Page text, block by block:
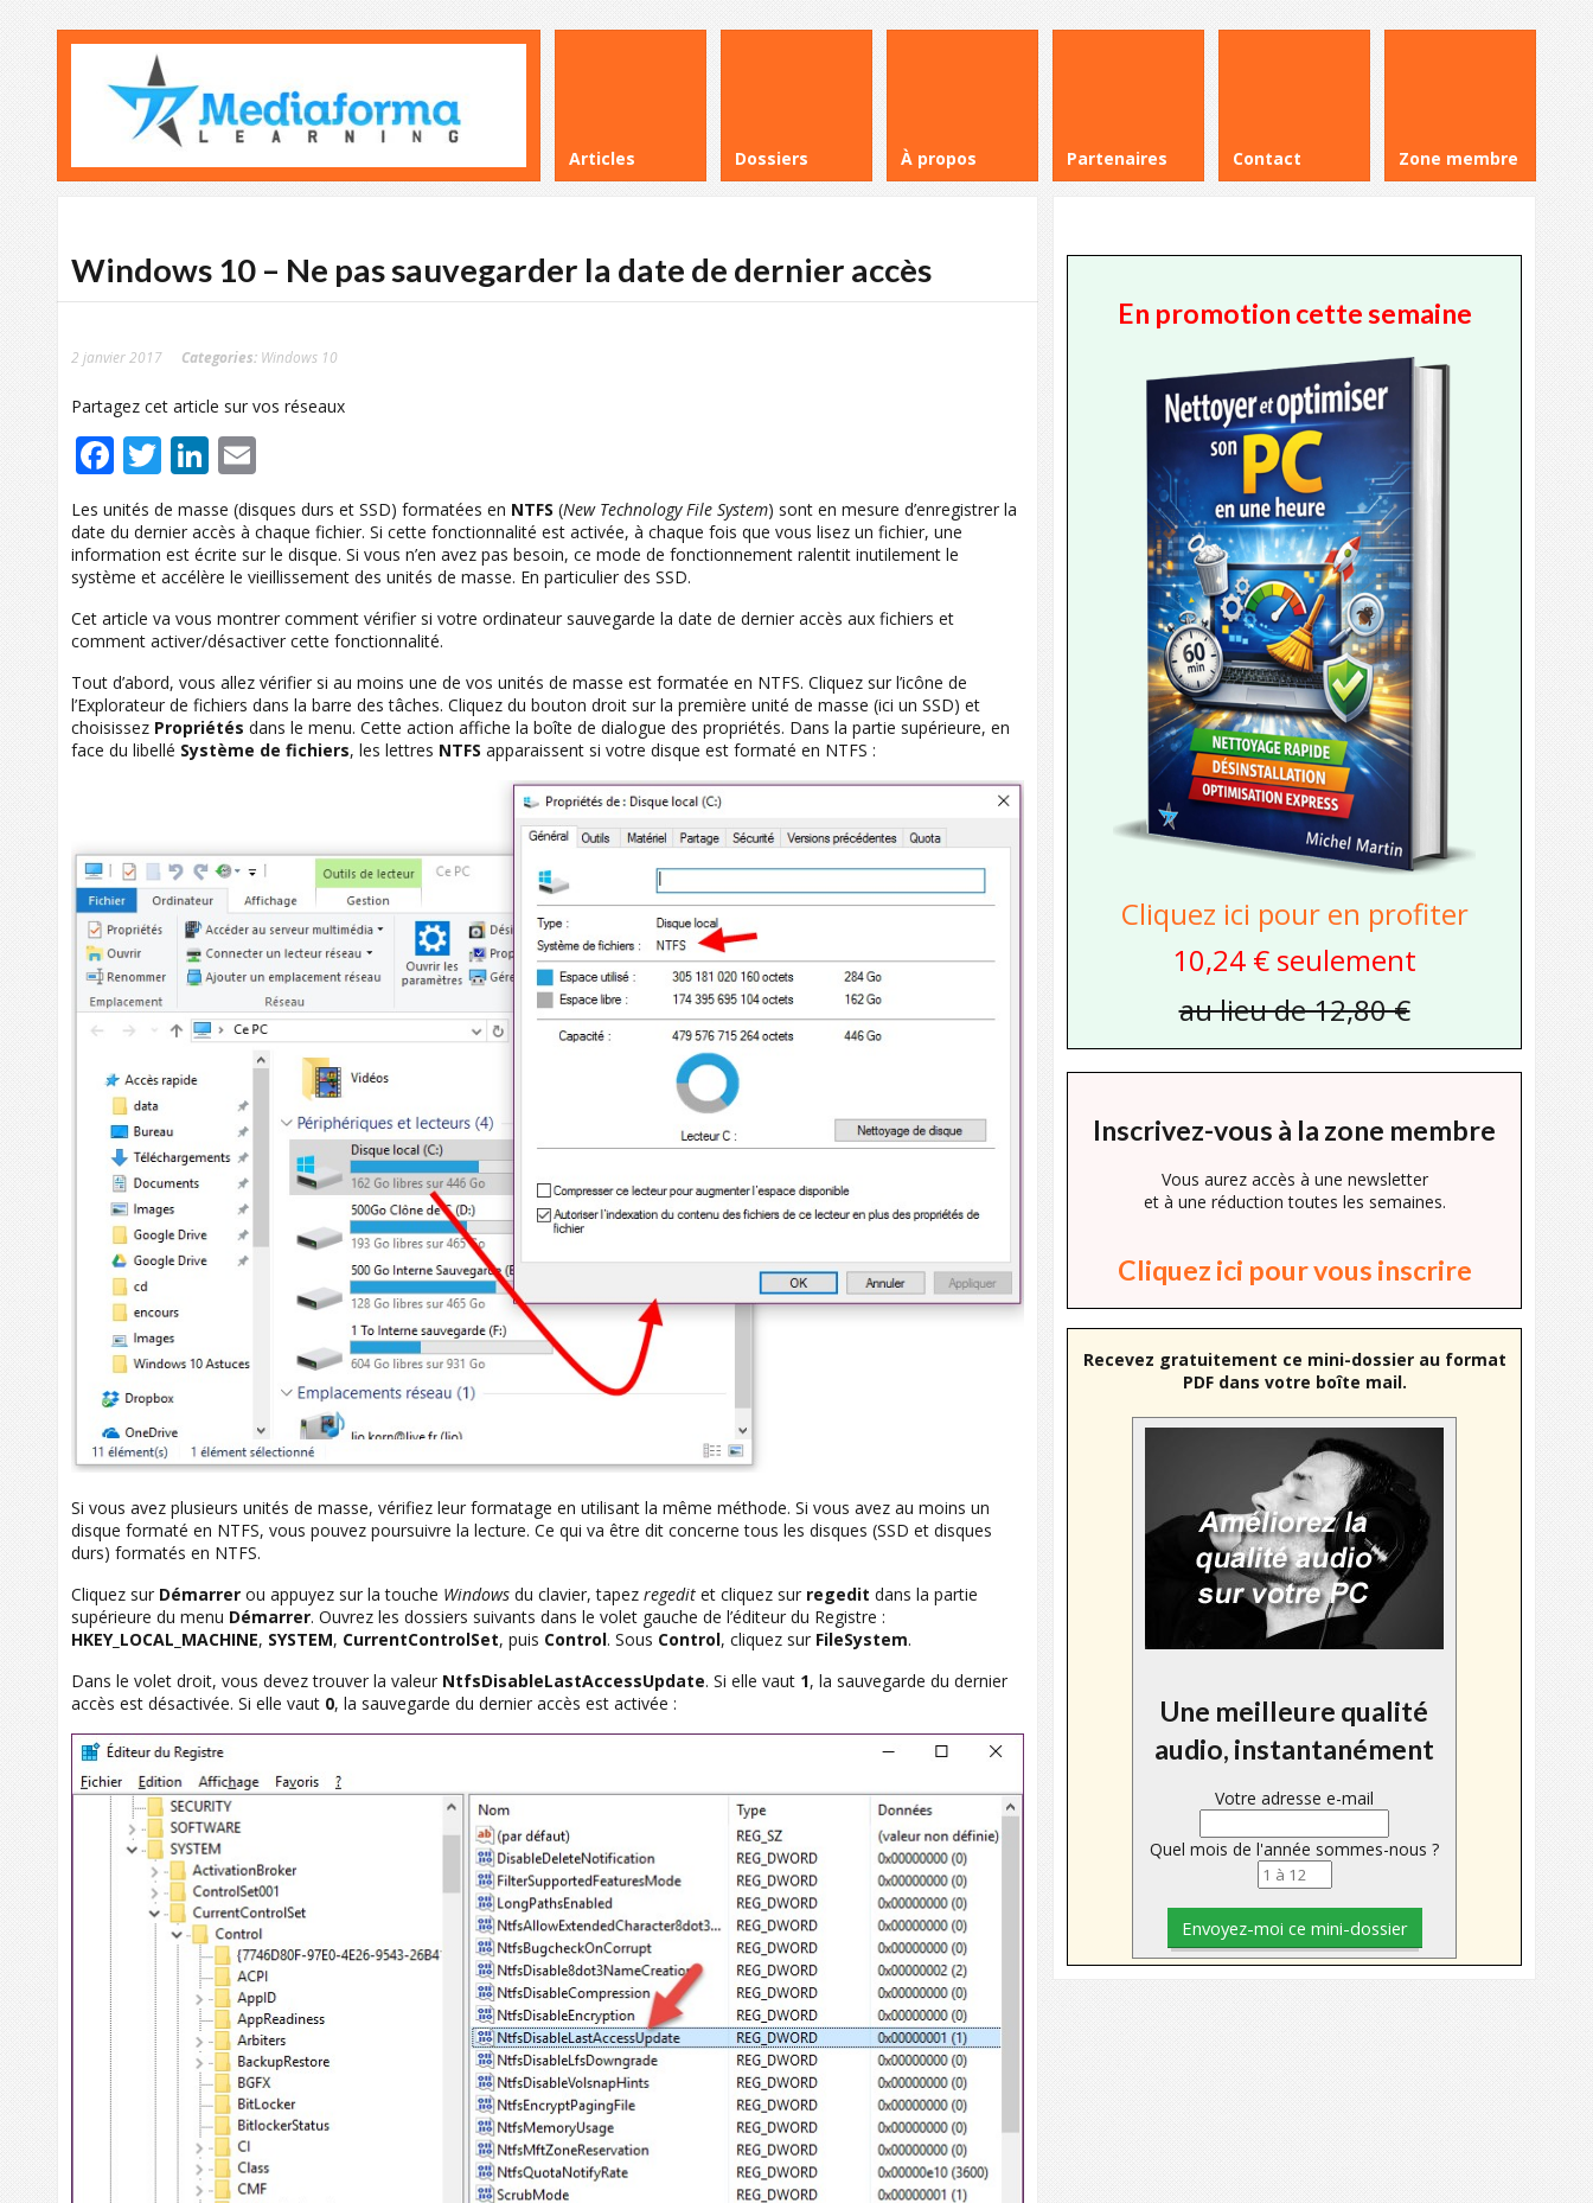
Articles Dossiers À propos Partenaires Contact Zone membre
Windows 10 – Ne pas sauvegarder la date de dernier accès
2 janvier 2017 Categories: Windows 10
Partagez cet article sur vos réseaux
Facebook
TwitterLinkedIn
Les unités de masse (disques durs et SSD) formatées en NTFS (New Technology File System) sont en mesure d’enregistrer la
date du dernier accès à chaque fichier. Si cette fonctionnalité est activée, à chaque fois que vous lisez un fichier, une
information est écrite sur le disque. Si vous n’en avez pas besoin, ce mode de fonctionnement ralentit inutilement le
système et accélère le vieillissement des unités de masse. En particulier des SSD.
Cet article va vous montrer comment vérifier si votre ordinateur sauvegarde la date de dernier accès aux fichiers et
comment activer/désactiver cette fonctionnalité.
Tout d’abord, vous allez vérifier si au moins une de vos unités de masse est formatée en NTFS. Cliquez sur l’icône de
l’Explorateur de fichiers dans la barre des tâches. Cliquez du bouton droit sur la première unité de masse (ici un SSD) et
choisissez Propriétés dans le menu. Cette action affiche la boîte de dialogue des propriétés. Dans la partie supérieure, en
face du libellé Système de fichiers, les lettres NTFS apparaissent si votre disque est formaté en NTFS :
Si vous avez plusieurs unités de masse, vérifiez leur formatage en utilisant la même méthode. Si vous avez au moins un
disque formaté en NTFS, vous pouvez poursuivre la lecture. Ce qui va être dit concerne tous les disques (SSD et disques
durs) formatés en NTFS.
Cliquez sur Démarrer ou appuyez sur la touche Windows du clavier, tapez regedit et cliquez sur regedit dans la partie
supérieure du menu Démarrer. Ouvrez les dossiers suivants dans le volet gauche de l’éditeur du Registre :
HKEY_LOCAL_MACHINE, SYSTEM, CurrentControlSet, puis Control. Sous Control, cliquez sur FileSystem.
Dans le volet droit, vous devez trouver la valeur NtfsDisableLastAccessUpdate. Si elle vaut 1, la sauvegarde du dernier
accès est désactivée. Si elle vaut 0, la sauvegarde du dernier accès est activée :
En promotion cette semaine
Cliquez ici pour en profiter
10,24 € seulement
au lieu de 12,80 €
Inscrivez-vous à la zone membre
Vous aurez accès à une newsletter
et à une réduction toutes les semaines.
Cliquez ici pour vous inscrire
Recevez gratuitement ce mini-dossier au format
PDF dans votre boîte mail.
Une meilleure qualité
audio, instantanément
Votre adresse e-mail
Quel mois de l'année sommes-nous ?